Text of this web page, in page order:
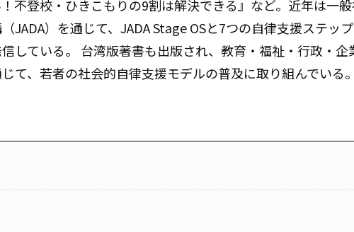
！不登校・ひきこもりの9割は解決できる』など。近年は一
JADA）を通じて、JADA Stage OSと7つの自律支援ステッ
している。 台湾版著書も出版され、教育・福祉・行政・企
て、若者の社会的自律支援モデルの普及に取り組んでいる。